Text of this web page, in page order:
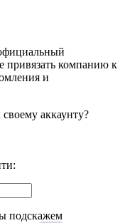
привязать компанию к
и
аккаунту?
подскажем